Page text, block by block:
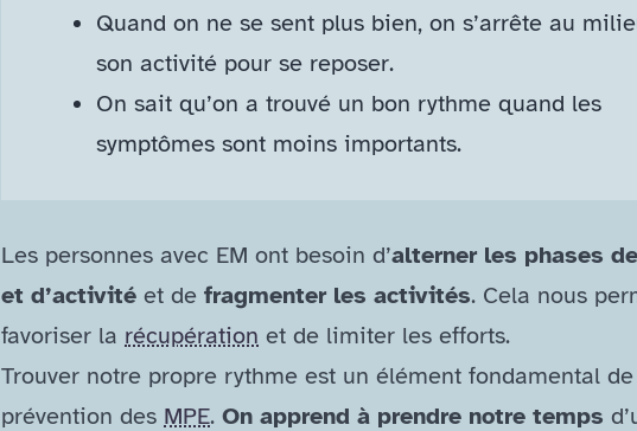
Quand on ne se sent plus bien, on s’arrête au
son activité pour se reposer.
On sait qu’on a trouvé un bon rythme quand les
symptômes sont moins importants.
Les personnes avec EM ont besoin d’alterner les phases
et d’activité et de fragmenter les activités. Cela nous
favoriser la récupération et de limiter les efforts.
Trouver notre propre rythme est un élément fondamental
prévention des MPE. On apprend à prendre notre temps